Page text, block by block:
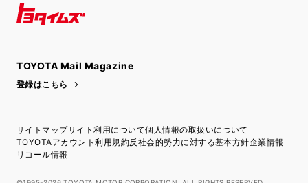
TOYOTA Mail Magazine
登録はこちら
サイトマップサイト利用について個人情報の取扱いについて
TOYOTAアカウント利用規約反社会的勢力に対する基本方針企業情報
リコール情報